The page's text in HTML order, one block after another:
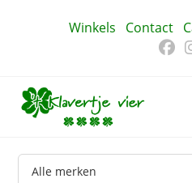
Winkels Contact